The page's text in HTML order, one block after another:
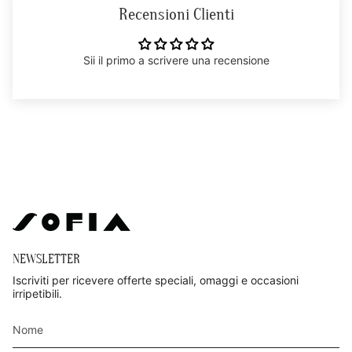
Recensioni Clienti
Sii il primo a scrivere una recensione
NEWSLETTER
Iscriviti per ricevere offerte speciali, omaggi e occasioni
irripetibili.